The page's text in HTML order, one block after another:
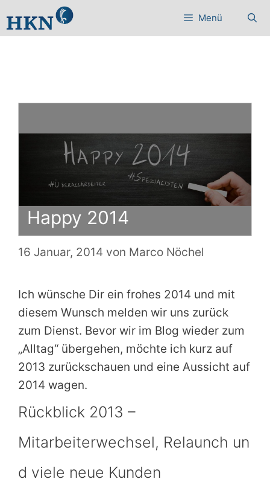
Inhalt
Menü
Happy 2014
16 Januar, 2014 von Marco Nöchel
Ich wünsche Dir ein frohes 2014 und mit
diesem Wunsch melden wir uns zurück
zum Dienst. Bevor wir im Blog wieder zum
„Alltag“ übergehen, möchte ich kurz auf
2013 zurückschauen und eine Aussicht auf
2014 wagen.
Rückblick 2013 –
Mitarbeiterwechsel, Relaunch un
d viele neue Kunden